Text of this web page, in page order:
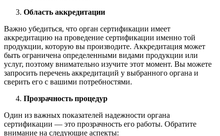
Область аккредитации
Важно убедиться, что орган сертификации имеет
аккредитацию на проведение сертификации именно той
продукции, которую вы производите. Аккредитация может
быть ограничена определенными видами продукции или
услуг, поэтому внимательно изучите этот момент. Вы можете
запросить перечень аккредитаций у выбранного органа и
сверить его с вашими потребностями.
Прозрачность процедур
Один из важных показателей надежности органа
сертификации — это прозрачность его работы. Обратите
внимание на следующие аспекты: